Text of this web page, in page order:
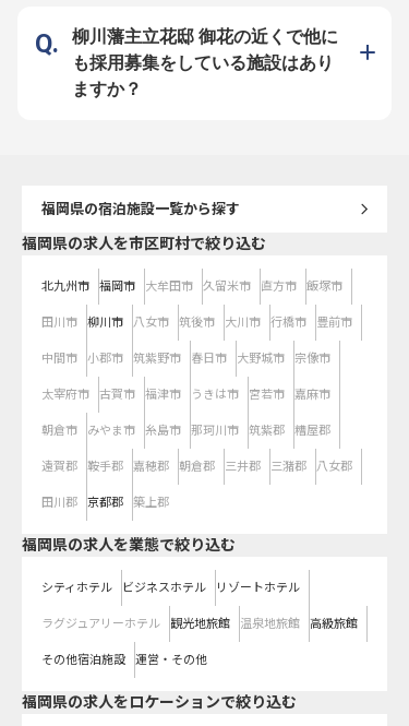
いや立ち居振る舞いを通じて、お客
様の期待を超える価値を提供したい
方を歓迎します。実質年間休日112
日、月給30万円以上という安定し
た基盤のもと、クリエイティブな視
点でホテルを創り上げる醍醐味を味
る所作を磨きながら、クリエイティ
ブな視点で福岡らしい快適な滞在を
提案してください。実質年休112
日、産休や育休取得実績ありとワー
・博多
便利な好
柳川藩主立花邸 御花の近くで他に
も採用募集をしている施設はあり
ますか？
福岡県の宿泊施設一覧から探す
福岡県の求人を市区町村で絞り込む
北九州市 福岡市 大牟田市 久留米市 直方市 飯塚市
田川市 柳川市 八女市 筑後市 大川市 行橋市 豊前市
中間市 小郡市 筑紫野市 春日市 大野城市 宗像市
太宰府市 古賀市 福津市 うきは市 宮若市 嘉麻市
朝倉市 みやま市 糸島市 那珂川市 筑紫郡 糟屋郡
遠賀郡 鞍手郡 嘉穂郡 朝倉郡 三井郡 三潴郡 八女郡
田川郡 京都郡 築上郡
福岡県の求人を業態で絞り込む
シティホテル ビジネスホテル リゾートホテル
ラグジュアリーホテル 観光地旅館 温泉地旅館 高級旅館
その他宿泊施設 運営・その他
福岡県の求人をロケーションで絞り込む